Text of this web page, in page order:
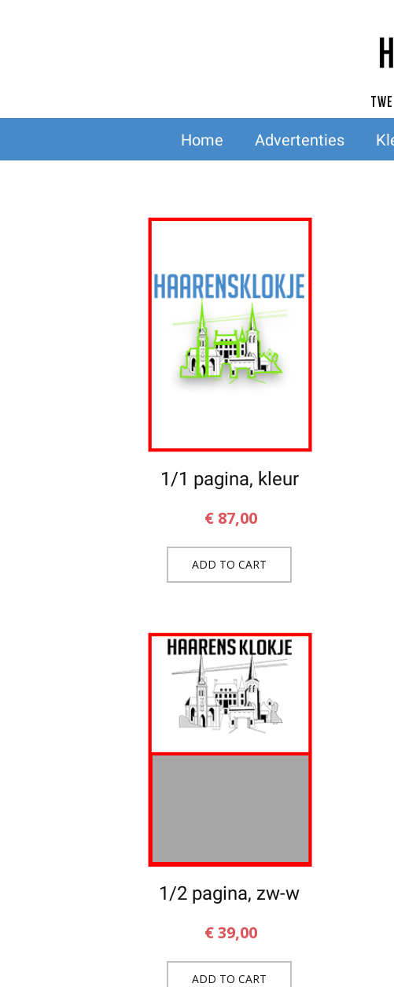
Home Advertenties
1/1 pagina, kleur
€ 87,00
ADD TO CART
1/2 pagina, zw-w
€39,00
ADD TO CART